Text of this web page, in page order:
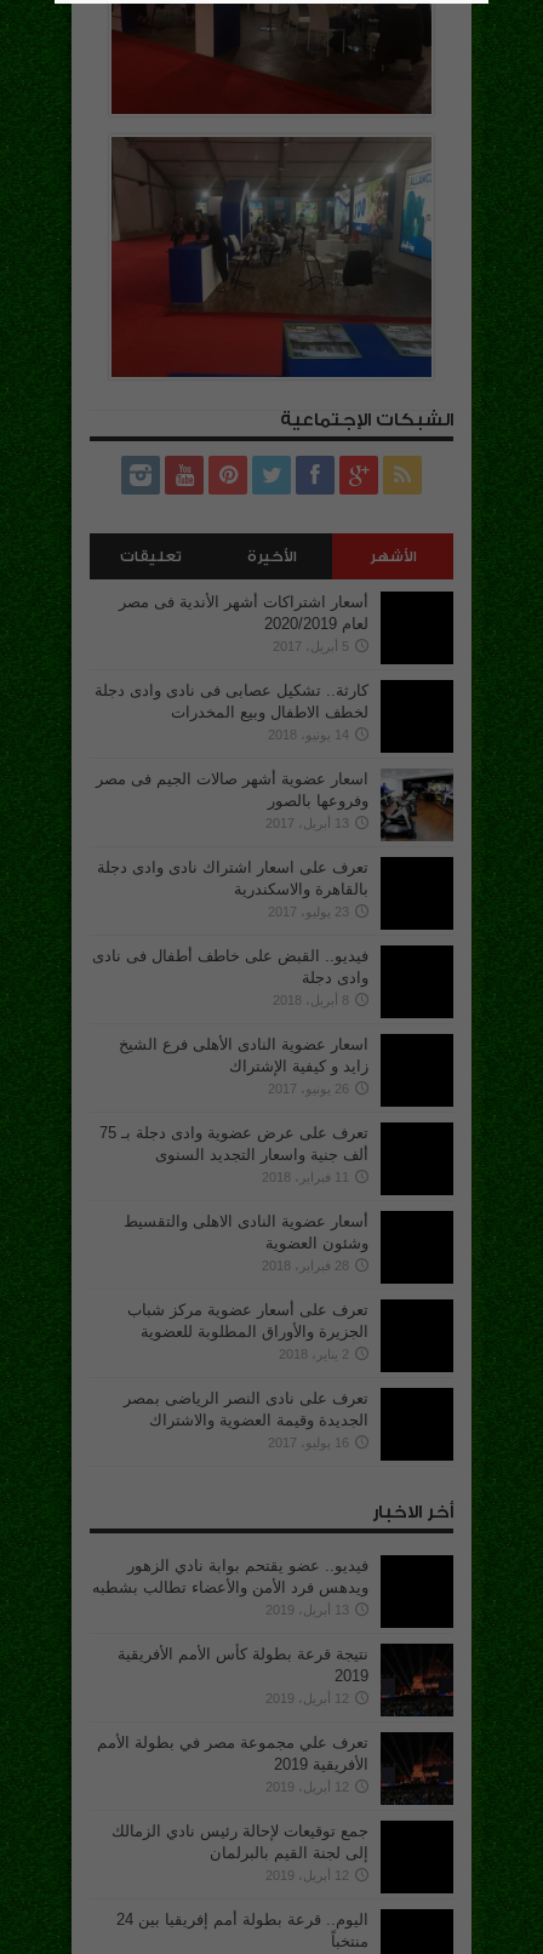
الشبكات الإجتماعية
الأشهر الأخيرة تعليقات
أسعار اشتراكات أشهر الأندية فى مصر
لعام 2020/2019
5 أبريل، 2017
كارثة.. تشكيل عصابى فى نادى وادى دجلة
لخطف الاطفال وبيع المخدرات
14 يونيو، 2018
اسعار عضوية أشهر صالات الجيم فى مصر
وفروعها بالصور
13 أبريل، 2017
تعرف على اسعار اشتراك نادى وادى دجلة
بالقاهرة والاسكندرية
23 يوليو، 2017
فيديو.. القبض على خاطف أطفال فى نادى
وادى دجلة
8 أبريل، 2018
اسعار عضوية النادى الأهلى فرع الشيخ
زايد و كيفية الإشتراك
26 يونيو، 2017
تعرف على عرض عضوية وادى دجلة بـ 75
ألف جنية واسعار التجديد السنوى
11 فبراير، 2018
أسعار عضوية النادى الاهلى والتقسيط
وشئون العضوية
28 فبراير، 2018
تعرف على أسعار عضوية مركز شباب
الجزيرة والأوراق المطلوبة للعضوية
2 يناير، 2018
تعرف على نادى النصر الرياضى بمصر
الجديدة وقيمة العضوية والاشتراك
16 يوليو، 2017
أخر الاخبار
فيديو.. عضو يقتحم بوابة نادي الزهور
ويدهس فرد الأمن والأعضاء تطالب بشطبه
13 أبريل، 2019
نتيجة قرعة بطولة كأس الأمم الأفريقية
2019
12 أبريل، 2019
تعرف علي مجموعة مصر في بطولة الأمم
الأفريقية 2019
12 أبريل، 2019
جمع توقيعات لإحالة رئيس نادي الزمالك
إلى لجنة القيم بالبرلمان
12 أبريل، 2019
اليوم.. قرعة بطولة أمم إفريقيا بين 24
منتخباً